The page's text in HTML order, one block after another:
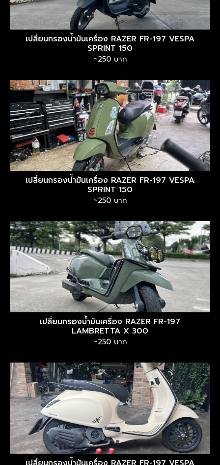
เปลี่ยนกรองน้ำมันเครื่อง RAZER FR-197 VESPA
SPRINT 150
~250 บาท
เปลี่ยนกรองน้ำมันเครื่อง RAZER FR-197 VESPA
SPRINT 150
~250 บาท
เปลี่ยนกรองน้ำมันเครื่อง RAZER FR-197
LAMBRETTA X 300
~250 บาท